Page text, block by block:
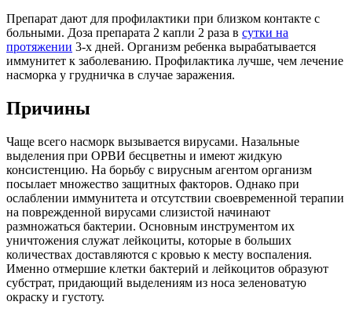
Препарат дают для профилактики при близком контакте с
больными. Доза препарата 2 капли 2 раза в сутки на
протяжении 3-х дней. Организм ребенка вырабатывается
иммунитет к заболеванию. Профилактика лучше, чем лечение
насморка у грудничка в случае заражения.
Причины
Чаще всего насморк вызывается вирусами. Назальные
выделения при ОРВИ бесцветны и имеют жидкую
консистенцию. На борьбу с вирусным агентом организм
посылает множество защитных факторов. Однако при
ослаблении иммунитета и отсутствии своевременной терапии
на поврежденной вирусами слизистой начинают
размножаться бактерии. Основным инструментом их
уничтожения служат лейкоциты, которые в больших
количествах доставляются с кровью к месту воспаления.
Именно отмершие клетки бактерий и лейкоцитов образуют
субстрат, придающий выделениям из носа зеленоватую
окраску и густоту.